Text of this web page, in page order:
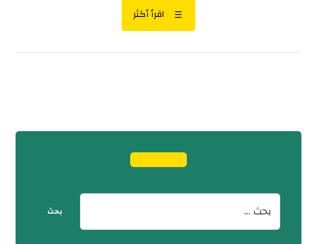
اقرأ أكثر